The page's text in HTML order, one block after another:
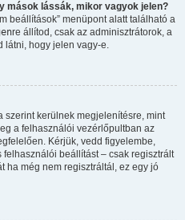
mások lássák, mikor vagyok jelen?
beállítások” menüpont alatt található a
re állítod, csak az adminisztrátorok, a
látni, hogy jelen vagy-e.
szerint kerülnek megjelenítésre, mint
a felhasználói vezérlőpultban az
Kérjük, vedd figyelembe,
beállítást – csak regisztrált
ha még nem regisztráltál, ez egy jó